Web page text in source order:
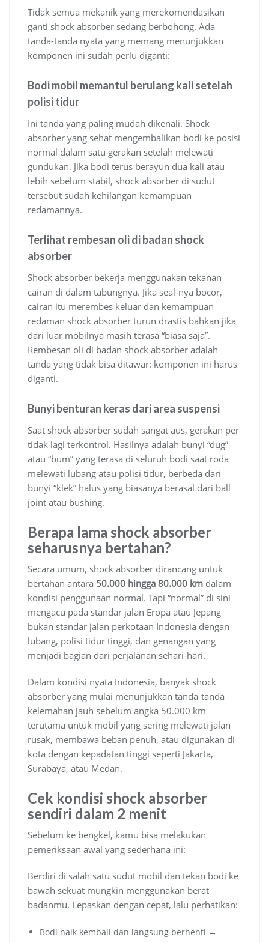
Tidak semua mekanik yang merekomendasikan
ganti shock absorber sedang berbohong. Ada
tanda-tanda nyata yang memang menunjukkan
komponen ini sudah perlu diganti:
Bodi mobil memantul berulang kali setelah
polisi tidur
Ini tanda yang paling mudah dikenali. Shock
absorber yang sehat mengembalikan bodi ke posisi
normal dalam satu gerakan setelah melewati
gundukan. Jika bodi terus berayun dua kali atau
lebih sebelum stabil, shock absorber di sudut
tersebut sudah kehilangan kemampuan
redamannya.
Terlihat rembesan oli di badan shock
absorber
Shock absorber bekerja menggunakan tekanan
cairan di dalam tabungnya. Jika seal-nya bocor,
cairan itu merembes keluar dan kemampuan
redaman shock absorber turun drastis bahkan jika
dari luar mobilnya masih terasa “biasa saja”.
Rembesan oli di badan shock absorber adalah
tanda yang tidak bisa ditawar: komponen ini harus
diganti.
Bunyi benturan keras dari area suspensi
Saat shock absorber sudah sangat aus, gerakan per
tidak lagi terkontrol. Hasilnya adalah bunyi “dug”
atau “bum” yang terasa di seluruh bodi saat roda
melewati lubang atau polisi tidur, berbeda dari
bunyi “klek” halus yang biasanya berasal dari ball
joint atau bushing.
Berapa lama shock absorber
seharusnya bertahan?
Secara umum, shock absorber dirancang untuk
bertahan antara 50.000 hingga 80.000 km dalam
kondisi penggunaan normal. Tapi “normal” di sini
mengacu pada standar jalan Eropa atau Jepang
bukan standar jalan perkotaan Indonesia dengan
lubang, polisi tidur tinggi, dan genangan yang
menjadi bagian dari perjalanan sehari-hari.
Dalam kondisi nyata Indonesia, banyak shock
absorber yang mulai menunjukkan tanda-tanda
kelemahan jauh sebelum angka 50.000 km
terutama untuk mobil yang sering melewati jalan
rusak, membawa beban penuh, atau digunakan di
kota dengan kepadatan tinggi seperti Jakarta,
Surabaya, atau Medan.
Cek kondisi shock absorber
sendiri dalam 2 menit
Sebelum ke bengkel, kamu bisa melakukan
pemeriksaan awal yang sederhana ini:
Berdiri di salah satu sudut mobil dan tekan bodi ke
bawah sekuat mungkin menggunakan berat
badanmu. Lepaskan dengan cepat, lalu perhatikan:
Bodi naik kembali dan langsung berhenti →